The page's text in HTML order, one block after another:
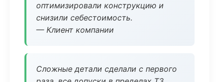
оптимизировали конструкцию и
снизили себестоимость.
— Клиент компании
Сложные детали сделали с первого